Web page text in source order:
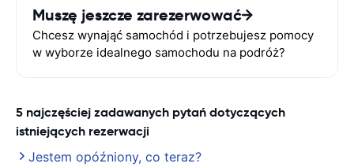
Muszę jeszcze zarezerwować
Chcesz wynająć samochód i potrzebujesz pomocy
w wyborze idealnego samochodu na podróż?
5 najczęściej zadawanych pytań dotyczących
istniejących rezerwacji
Jestem opóźniony, co teraz?